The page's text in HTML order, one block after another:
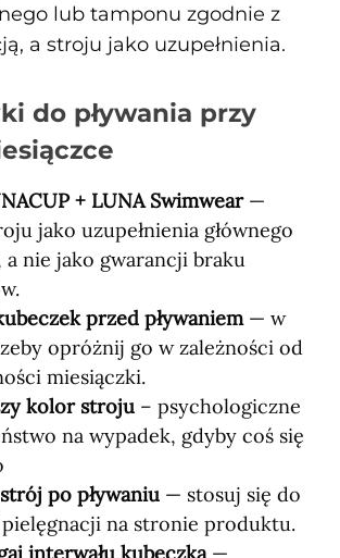
lub tamponu zgodnie z
a stroju jako uzupełnienia.
do pływania przy
+ LUNA Swimwear—
jako uzupełnienia głównego
nie jako gwarancji braku
przed pływaniem— w
opróżnij go w zależności od
miesiączki.
kolor stroju – psychologiczne
na wypadek, gdyby coś się
po pływaniu — stosuj się do
na stronie produktu.
interwału kubeczka—